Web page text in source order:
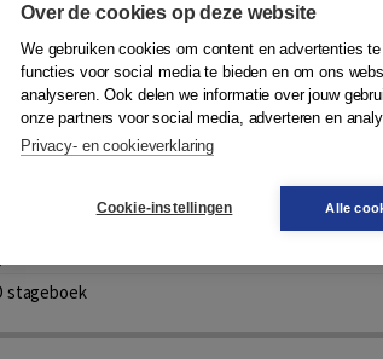
,Karin Post-Roelse|Boom uitgevers
prijs vanaf 21,50
stageboek
Over de cookies op deze website
We gebruiken cookies om content en advertenties
functies voor social media te bieden en om ons
analyseren. Ook delen we informatie over jouw
onze partners voor social media, adverteren en
Privacy- en cookieverklaring
Cookie-instellingen Alle